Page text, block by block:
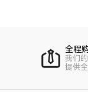
全程
我们
提供